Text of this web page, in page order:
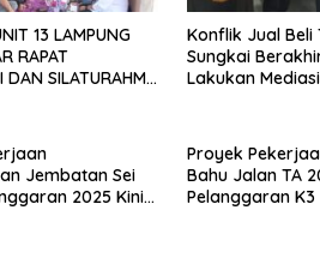
13 LAMPUNG
RAPAT
DAN SILATURAHMI
Konflik Jual Beli
Sungkai
Lakukan Mediasi
Jembatan Sei
2025 Kini
Proyek
Bahu Jalan TA
Pelanggaran K3